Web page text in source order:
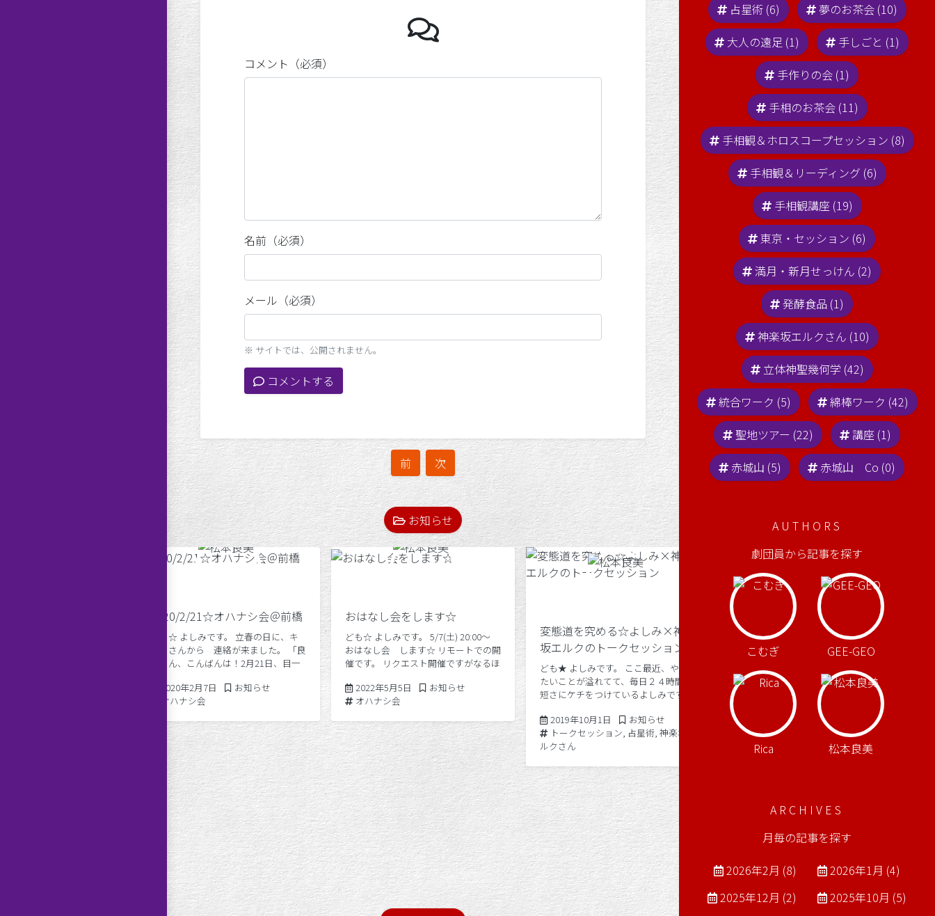
よしみのレイキ講座☆7月～の開催ス
コメント（必須）
名前（必須）
メール（必須）
※ サイトでは、公開されません。
コメントする
前 次
お知らせ
2020/2/21☆オハナシ会＠前橋
ども☆ よしみです。 立春の日に、キ
ノコさんから 連絡が来ました。 「良
美さん、こんばんは！2月21日、目一
で、午前？お話会とか可能ですか？」
「いーよー！まかせたー！」と 即答
2020年2月7日 2020年2月8日
Posted in
お知らせ
Tags:
オハナシ会
おはなし会をします☆
ども☆ よしみです。 5/7(土) 20:00〜
おはなし会 します☆ リモートでの開
催です。 リクエスト開催ですがなるほ
セージ。 ☆☆☆ 今の自分の感覚とし
て、、セッションを受けると […]
2022年5月5日 2022年5月6日
Posted in
お知らせ
Tags:
オハナシ会
変態道を究める☆よしみ×神楽
坂エルクのトークセッション
ども★ よしみです。 ここ最近、やり
たいことが溢れてて、毎日２４時間の
短さにケチをつけているよしみです。
動画をひとり粛々と作成していること
もまた、楽しみのヒトツなのですが。
[…]
2019年10月1日 2020年4月14日
Posted in
お知らせ
Tags:
トークセッション 占星術 神楽坂エ
ルクさん
天秤座満月★クリスタルボウル
演奏会
ども☆ よしみです。 新しい場を
4/12にプレオープンいたしました。ク
リスタルボウル演奏会で幕開けできて
ワタシ自身とても幸せです。 ありがと
うございます。 新しい場は「MAISON
de 梟」（メゾンドフクロウ） とい
2022年4月14日 2022年4月14日
Posted in
お知らせ
Tags:
クリスタルボウル
占星術 (6)
夢のお茶会 (10)
大人の遠足 (1)
手しごと (1)
手作りの会 (1)
手相のお茶会 (11)
手相観＆ホロスコープセッション (8)
手相観＆リーディング (6)
手相観講座 (19)
東京・セッション (6)
満月・新月せっけん (2)
発酵食品 (1)
神楽坂エルクさん (10)
立体神聖幾何学 (42)
統合ワーク (5)
綿棒ワーク (42)
聖地ツアー (22)
講座 (1)
赤城山 (5)
赤城山 Co (0)
AUTHORS
劇団員から記事を探す
こむぎ GEE-GEO
Rica 松本良美
ARCHIVES
月毎の記事を探す
2026年2月 (8)
2026年1月 (4)
2025年12月 (2)
2025年10月 (5)